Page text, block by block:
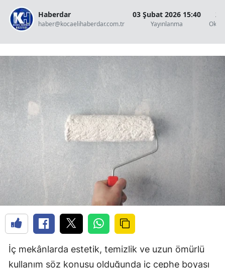
Haberdar
haber@kocaelihaberdar.com.tr
03 Şubat 2026 15:40
Yayınlanma
2
İç mekânlarda estetik, temizlik ve uzun ömürlü
kullanım söz konusu olduğunda iç cephe boyası